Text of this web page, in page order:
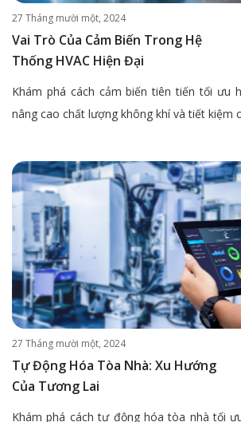
27 Tháng mười một, 2024
Vai Trò Của Cảm Biến Trong Hệ
Thống HVAC Hiện Đại
Khám phá cách cảm biến tiên tiến tối ưu
nâng cao chất lượng không khí và tiết kiệm
27 Tháng mười một, 2024
Tự Động Hóa Tòa Nhà: Xu Hướng
Của Tương Lai
Khám phá cách tự động hóa tòa nhà tối